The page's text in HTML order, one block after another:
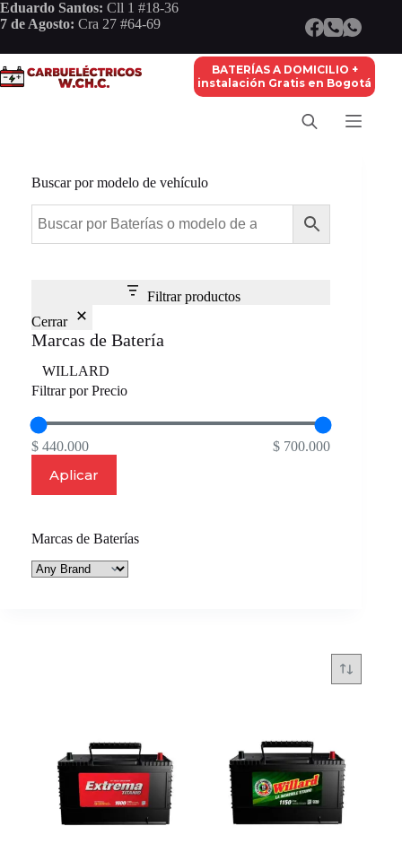
Saltar
al
Eduardo Santos: Cll 1 #18-36
7 de Agosto: Cra 27 #64-69
BATERÍAS A DOMICILIO +
instalación Gratis en Bogotá
Buscar por modelo de vehículo
Filtrar productos
Cerrar
Marcas de Batería
Marca
WILLARD
Filtrar por Precio
$ 440.000 $ 700.000
Aplicar
Marcas de Baterías